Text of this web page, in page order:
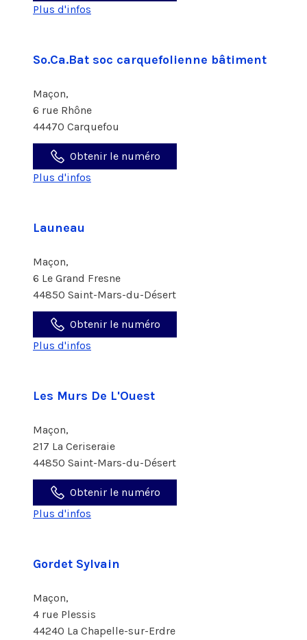
Plus d'infos
So.Ca.Bat soc carquefolienne bâtiment
Maçon,
6 rue Rhône
44470 Carquefou
Obtenir le numéro
Plus d'infos
Launeau
Maçon,
6 Le Grand Fresne
44850 Saint-Mars-du-Désert
Obtenir le numéro
Plus d'infos
Les Murs De L'Ouest
Maçon,
217 La Ceriseraie
44850 Saint-Mars-du-Désert
Obtenir le numéro
Plus d'infos
Gordet Sylvain
Maçon,
4 rue Plessis
44240 La Chapelle-sur-Erdre